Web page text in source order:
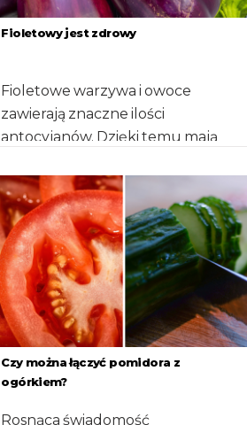
Fioletowy jest zdrowy
Fioletowe warzywa i owoce
zawierają znaczne ilości
antocyjanów. Dzięki temu mają
przyrodzie kolor ten nie jest […]
Czy można łączyć pomidora z
ogórkiem?
Rosnąca świadomość